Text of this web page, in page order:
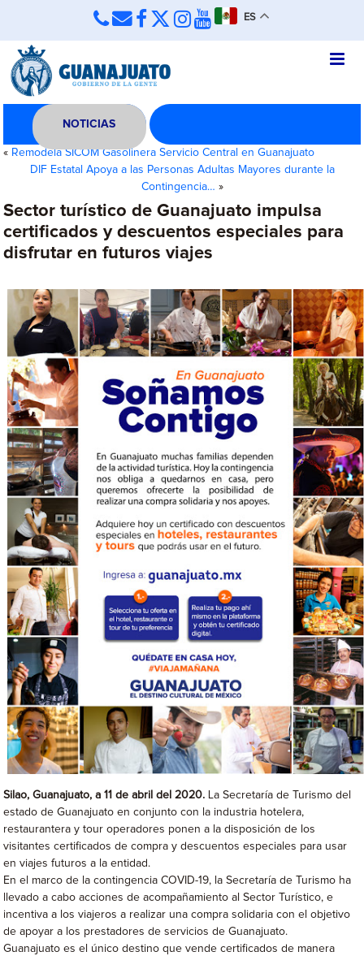
ES
NOTICIAS
« Remodela SICOM Gasolinera Servicio Central en Guanajuato
DIF Estatal Apoya a las Personas Adultas Mayores durante la
Contingencia… »
Sector turístico de Guanajuato impulsa
certificados y descuentos especiales para
disfrutar en futuros viajes
Silao, Guanajuato, a 11 de abril del 2020. La Secretaría de Turismo del
estado de Guanajuato en conjunto con la industria hotelera,
restaurantera y tour operadores ponen a la disposición de los
visitantes certificados de compra y descuentos especiales para usar
en viajes futuros a la entidad.
En el marco de la contingencia COVID-19, la Secretaría de Turismo ha
llevado a cabo acciones de acompañamiento al Sector Turístico, e
incentiva a los viajeros a realizar una compra solidaria con el objetivo
de apoyar a los prestadores de servicios de Guanajuato.
Guanajuato es el único destino que vende certificados de manera